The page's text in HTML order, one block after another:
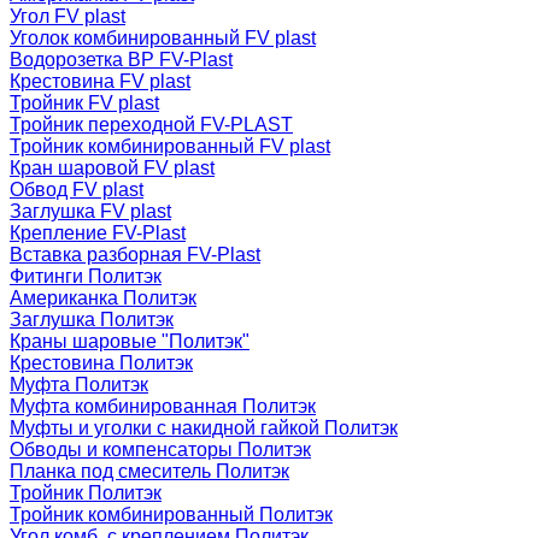
Угол FV plast
Уголок комбинированный FV plast
Водорозетка ВР FV-Plast
Крестовина FV plast
Тройник FV plast
Тройник переходной FV-PLAST
Тройник комбинированный FV plast
Кран шаровой FV plast
Обвод FV plast
Заглушка FV plast
Крепление FV-Plast
Вставка разборная FV-Plast
Фитинги Политэк
Американка Политэк
Заглушка Политэк
Краны шаровые "Политэк"
Крестовина Политэк
Муфта Политэк
Муфта комбинированная Политэк
Муфты и уголки с накидной гайкой Политэк
Обводы и компенсаторы Политэк
Планка под смеситель Политэк
Тройник Политэк
Тройник комбинированный Политэк